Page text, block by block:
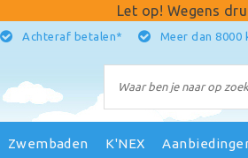
Let op! Wegens
Achteraf betalen* Meer dan 8000
Zwembaden K'NEX